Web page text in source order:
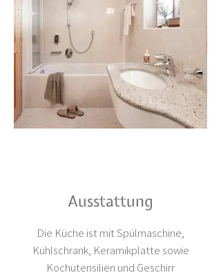
Ausstattung
Die Küche ist mit Spülmaschine,
Kühlschrank, Keramikplatte sowie
Kochutensilien und Geschirr